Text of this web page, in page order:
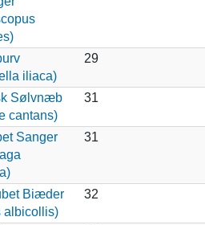
iliaca)
29
Sølvnæb
cantans)
31
Sanger
31
Biæder
albicollis)
32